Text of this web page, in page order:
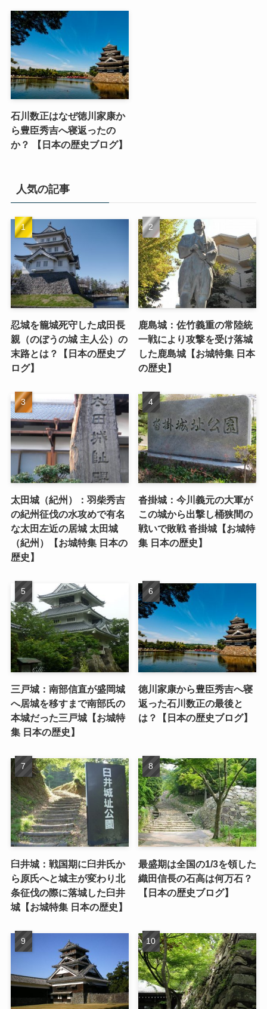
石川数正はなぜ徳川家康か
ら豊臣秀吉へ寝返ったの
か？ 【日本の歴史ブログ】
人気の記事
忍城を籠城死守した成田長
親（のぼうの城 主人公）の
末路とは？【日本の歴史ブ
ログ】
鹿島城：佐竹義重の常陸統
一戦により攻撃を受け落城
した鹿島城【お城特集 日本
の歴史】
太田城（紀州）：羽柴秀吉
の紀州征伐の水攻めで有名
な太田左近の居城 太田城
（紀州）【お城特集 日本の
歴史】
沓掛城：今川義元の大軍が
この城から出撃し桶狭間の
戦いで敗戦 沓掛城【お城特
集 日本の歴史】
三戸城：南部信直が盛岡城
へ居城を移すまで南部氏の
本城だった三戸城【お城特
集 日本の歴史】
徳川家康から豊臣秀吉へ寝
返った石川数正の最後と
は？【日本の歴史ブログ】
臼井城：戦国期に臼井氏か
ら原氏へと城主が変わり北
条征伐の際に落城した臼井
城【お城特集 日本の歴史】
最盛期は全国の1/3を領した
織田信長の石高は何万石？
【日本の歴史ブログ】